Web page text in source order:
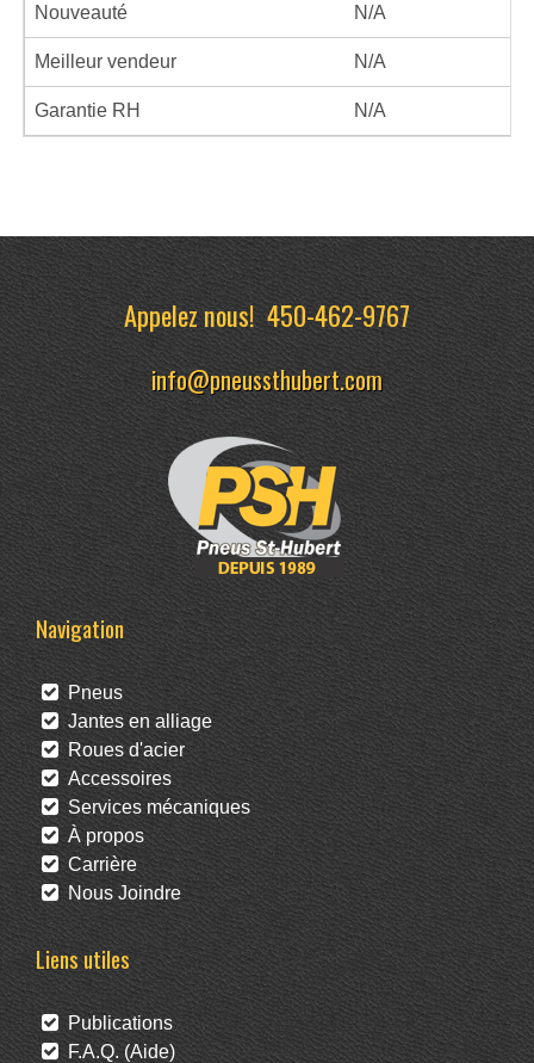
Nouveauté N/A
Meilleur vendeur N/A
Garantie RH N/A
Appelez nous!450-462-9767
info@pneussthubert.com
Navigation
Pneus
Jantes en alliage
Roues d'acier
Accessoires
Services mécaniques
À propos
Carrière
Nous Joindre
Liens utiles
Publications
F.A.Q. (Aide)